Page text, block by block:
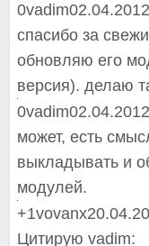
0vadim
спасибо за
обновляю его
версия). делаю
0vadim
может, есть
выкладывать и
модулей.
+1vovanx
Цитирую vadim: